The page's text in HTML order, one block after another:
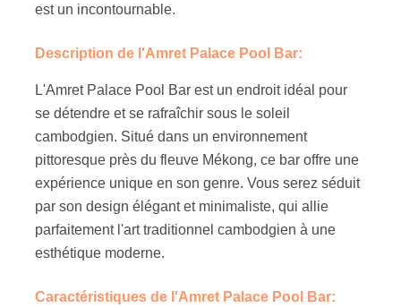
est un incontournable.
Description de l'Amret Palace Pool Bar:
L'Amret Palace Pool Bar est un endroit idéal pour
se détendre et se rafraîchir sous le soleil
cambodgien. Situé dans un environnement
pittoresque près du fleuve Mékong, ce bar offre une
expérience unique en son genre. Vous serez séduit
par son design élégant et minimaliste, qui allie
parfaitement l'art traditionnel cambodgien à une
esthétique moderne.
Caractéristiques de l'Amret Palace Pool Bar: